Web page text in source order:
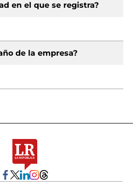
en el que se registra?
de la empresa?